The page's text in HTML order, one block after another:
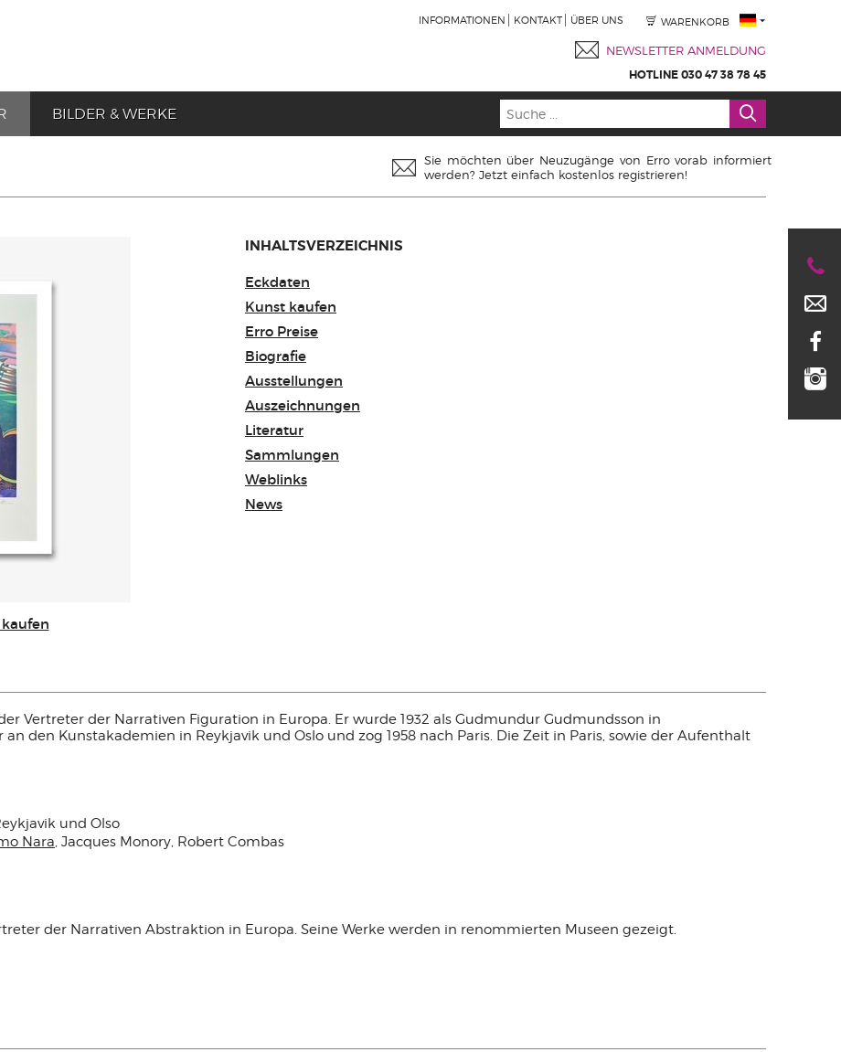
INFORMATIONEN KONTAKT ÜBER UNS WARENKORB
NEWSLETTER ANMELDUNG
HOTLINE 030 47 38 78 45
BILDER & WERKE
Sie möchten über Neuzugänge von Erro vorab informiert
werden? Jetzt einfach kostenlos registrieren!
INHALTSVERZEICHNIS
Eckdaten
Kunst kaufen
Erro Preise
Biografie
Ausstellungen
Auszeichnungen
Literatur
Sammlungen
Weblinks
News
Vertreter der Narrativen Figuration in Europa. Er wurde 1932 als Gudmundur Gudmundsson in
an den Kunstakademien in Reykjavik und Oslo und zog 1958 nach Paris. Die Zeit in Paris, sowie der Aufenthalt
und Olso
Nara, Jacques Monory, Robert Combas
der Narrativen Abstraktion in Europa. Seine Werke werden in renommierten Museen gezeigt.